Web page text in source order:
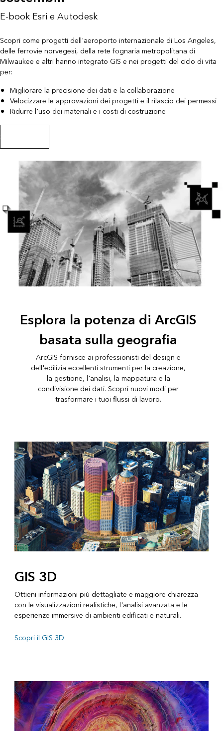
E-book Esri e Autodesk
Scopri come progetti dell'aeroporto internazionale di Los Angeles,
delle ferrovie norvegesi, della rete fognaria metropolitana di
Milwaukee e altri hanno integrato GIS e nei progetti del ciclo di vita
per:
Migliorare la precisione dei dati e la collaborazione
Velocizzare le approvazioni dei progetti e il rilascio dei permessi
Ridurre l'uso dei materiali e i costi di costruzione
Scarica l'ebook
Esplora la potenza di ArcGIS
basata sulla geografia
ArcGIS fornisce ai professionisti del design e
dell'edilizia eccellenti strumenti per la creazione,
la gestione, l'analisi, la mappatura e la
condivisione dei dati. Scopri nuovi modi per
trasformare i tuoi flussi di lavoro.
GIS 3D
Ottieni informazioni più dettagliate e maggiore chiarezza
con le visualizzazioni realistiche, l'analisi avanzata e le
esperienze immersive di ambienti edificati e naturali.
Scopri il GIS 3D